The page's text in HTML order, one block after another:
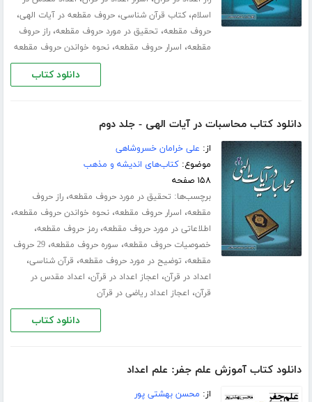
اسلام،کتاب قرآن شناسی،حروف مقطعه در آیات الهی،
حروف مقطعه، تحقیق در مورد حروف مقطعه،راز حروف
مقطعه، اسرار حروف مقطعه،نحوه خواندن حروف مقطعه
دانلود کتاب
دانلود کتاب محاسبات در آیات الهی - جلد دوم
از: علی خرامان خسروشاهی
موضوع:کتاب‌های اندیشه و مذهب
۱۵۸ صفحه
برچسب‌ها: تحقیق در مورد حروف مقطعه،راز حروف
مقطعه، اسرار حروف مقطعه،نحوه خواندن حروف مقطعه،
اطلاعاتی در مورد حروف مقطعه،رمز حروف مقطعه،
خصوصیات حروف مقطعه، سوره حروف مقطعه،
29 حروف
مقطعه، توضیح در مورد حروف مقطعه، قرآن شناسی،
اعداد در قرآن، اعجاز اعداد در قرآن، اعداد مقدس در
قرآن، اعجاز اعداد ریاضی در قرآن
دانلود کتاب
دانلود کتاب آموزش علم جفر: علم اعداد
از: محسن بهشتی پور